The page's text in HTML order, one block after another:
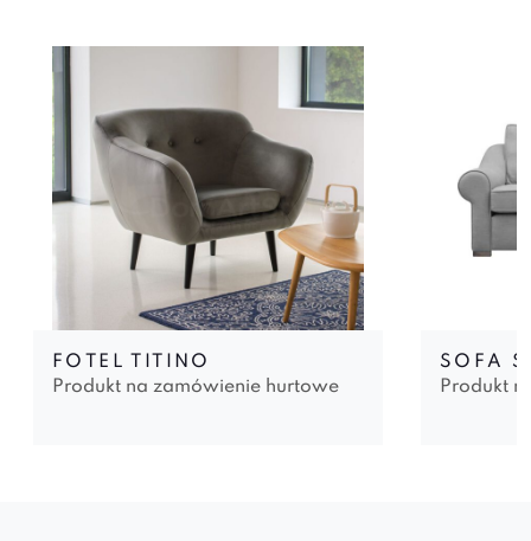
FOTEL TITINO
Produkt na zamówienie hurtowe
SOFA
Produkt